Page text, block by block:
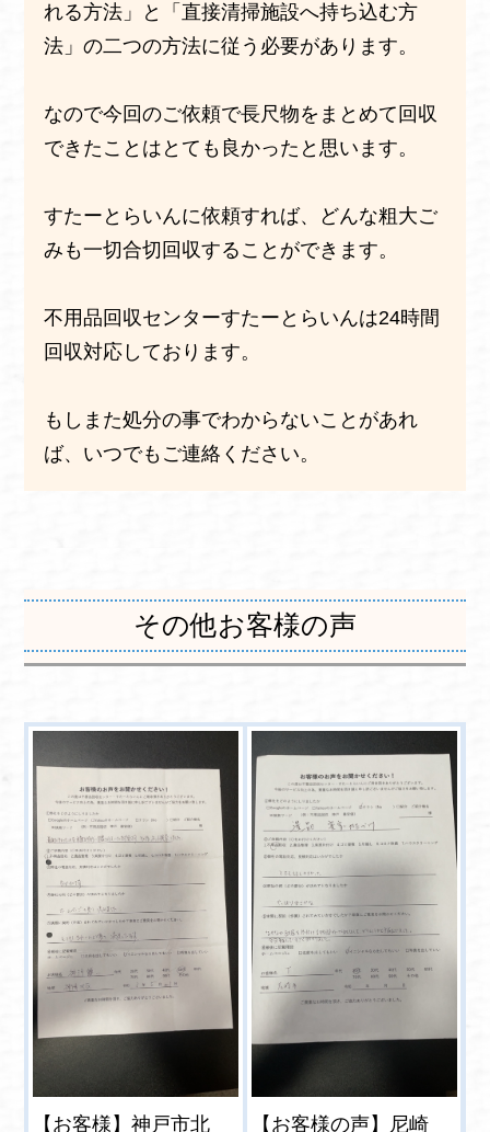
れる方法」と「直接清掃施設へ持ち込む方
法」の二つの方法に従う必要があります。
なので今回のご依頼で長尺物をまとめて回収
できたことはとても良かったと思います。
すたーとらいんに依頼すれば、どんな粗大ご
みも一切合切回収することができます。
不用品回収センターすたーとらいんは24時間
回収対応しております。
もしまた処分の事でわからないことがあれ
ば、いつでもご連絡ください。
その他お客様の声
【お客様】神戸市北 【お客様の声】尼崎